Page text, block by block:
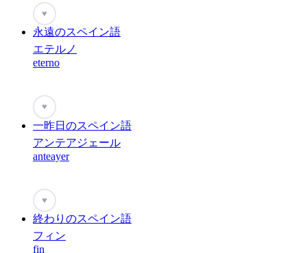
♥
永遠のスペイン語
エテルノ
eterno
♥
一昨日のスペイン語
アンテアジェール
anteayer
♥
終わりのスペイン語
フィン
fin